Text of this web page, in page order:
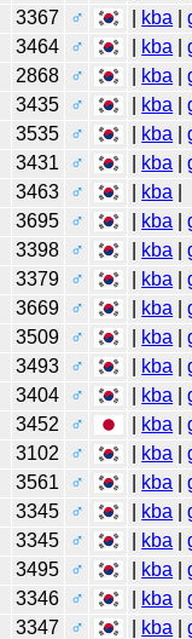
3367 ♂ kba |
3464 ♂ kba |
2868 ♂ kba |
3435 ♂ kba |
3535 ♂ kba |
3431 ♂ kba |
3463 ♂ kba
3695 ♂ kba |
3398 ♂ kba |
3379 ♂ kba |
3669 ♂ kba |
3509 ♂ kba |
3493 ♂ kba |
3404 ♂ kba |
3452 ♂ kba |
3102 ♂ kba |
3561 ♂ kba |
3345 ♂ kba |
3345 ♂ kba |
3495 ♂ kba |
3346 ♂ kba |
3347 ♂ kba |